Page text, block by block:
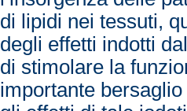
di lipidi nei tessuti,
degli effetti indotti
di stimolare la
importante